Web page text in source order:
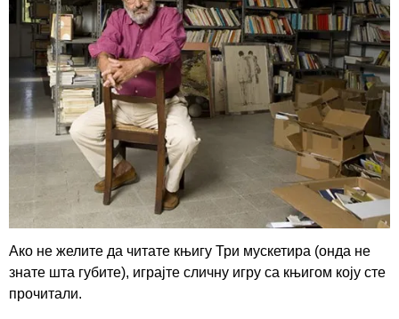
Ако не желите да читате књигу Три мускетира (онда не
знате шта губите), играјте сличну игру са књигом коју сте
прочитали.